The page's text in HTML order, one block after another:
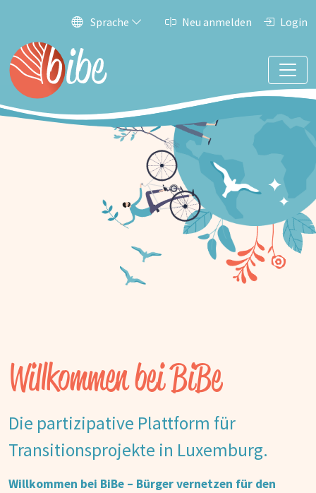
Sprache Neu anmelden Login
Willkommen bei BiBe
Die partizipative Plattform für
Transitionsprojekte in Luxemburg.
Willkommen bei BiBe – Bürger vernetzen für den